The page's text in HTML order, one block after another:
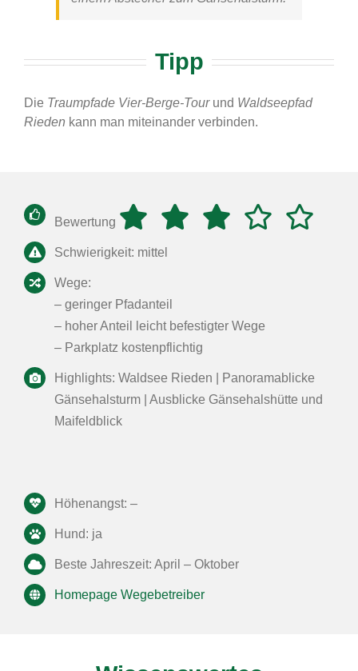
Tipp
Die Traumpfade Vier-Berge-Tourund Waldseepfad
Rieden kann man miteinander verbinden.
Bewertung
Schwierigkeit: mittel
Wege:
– geringer Pfadanteil
– hoher Anteil leicht befestigter Wege
– Parkplatz kostenpflichtig
Highlights: Waldsee Rieden | Panoramablicke
Gänsehalsturm | Ausblicke Gänsehalshütte und
Maifeldblick
Höhenangst: –
Hund: ja
Beste Jahreszeit: April – Oktober
Homepage Wegebetreiber